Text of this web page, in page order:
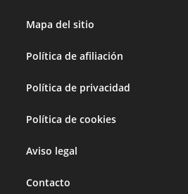
Mapa del sitio
Política de afiliación
Política de privacidad
Política de cookies
Aviso legal
Contacto